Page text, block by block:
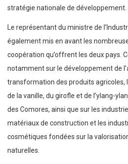
stratégie nationale de développement.
Le représentant du ministre de
également mis en avant les
coopération qu’offrent les deux pays.
notamment sur le développement de
transformation des produits agricoles,
de la vanille, du girofle et de l’ylang-
des Comores, ainsi que sur les
matériaux de construction et les
cosmétiques fondées sur la
naturelles.